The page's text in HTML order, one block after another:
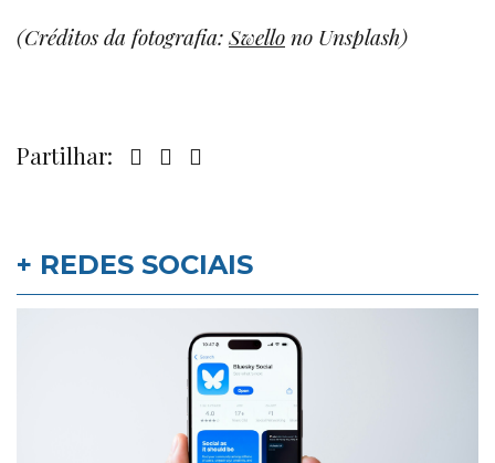
(Créditos da fotografia:Swellono Unsplash)
Partilhar:
+ REDES SOCIAIS